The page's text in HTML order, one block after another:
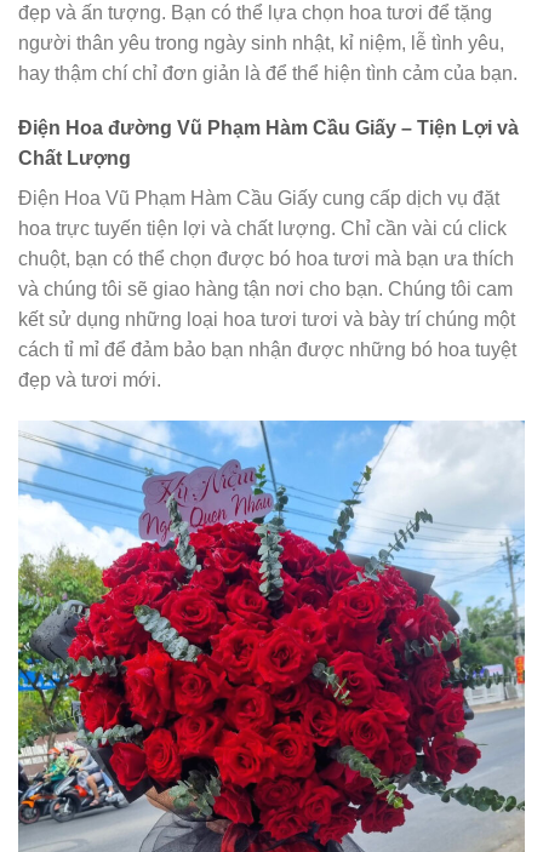
đẹp và ấn tượng. Bạn có thể lựa chọn hoa tươi để tặng
người thân yêu trong ngày sinh nhật, kỉ niệm, lễ tình yêu,
hay thậm chí chỉ đơn giản là để thể hiện tình cảm của bạn.
Điện Hoa đường Vũ Phạm Hàm Cầu Giấy – Tiện Lợi và
Chất Lượng
Điện Hoa Vũ Phạm Hàm Cầu Giấy cung cấp dịch vụ đặt
hoa trực tuyến tiện lợi và chất lượng. Chỉ cần vài cú click
chuột, bạn có thể chọn được bó hoa tươi mà bạn ưa thích
và chúng tôi sẽ giao hàng tận nơi cho bạn. Chúng tôi cam
kết sử dụng những loại hoa tươi tươi và bày trí chúng một
cách tỉ mỉ để đảm bảo bạn nhận được những bó hoa tuyệt
đẹp và tươi mới.